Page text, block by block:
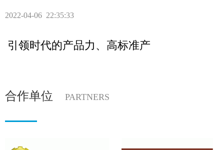
2022-04-06 22:35:33
引领时代的产品力、高标准产
合作单位 PARTNERS